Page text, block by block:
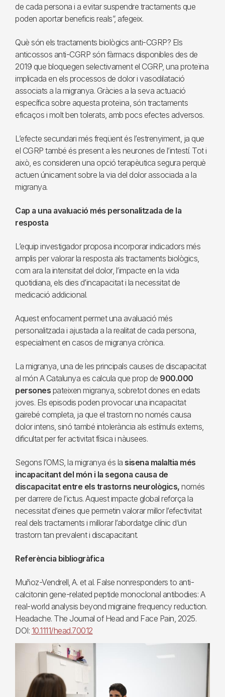
de cada persona i a evitar suspendre tractaments que
poden aportar beneficis reals”, afegeix.
Què són els tractaments biològics anti-CGRP? Els
anticossos anti-CGRP són fàrmacs disponibles des de
2019 que bloquegen selectivament el CGRP, una proteïna
implicada en els processos de dolor i vasodilatació
associats a la migranya. Gràcies a la seva actuació
específica sobre aquesta proteïna, són tractaments
eficaços i molt ben tolerats, amb pocs efectes adversos.
L’efecte secundari més freqüent és l’estrenyiment, ja que
el CGRP també és present a les neurones de l’intestí. Tot i
això, es consideren una opció terapèutica segura perquè
actuen únicament sobre la via del dolor associada a la
migranya.
Cap a una avaluació més personalitzada de la
resposta
L’equip investigador proposa incorporar indicadors més
amplis per valorar la resposta als tractaments biològics,
com ara la intensitat del dolor, l’impacte en la vida
quotidiana, els dies d’incapacitat i la necessitat de
medicació addicional.
Aquest enfocament permet una avaluació més
personalitzada i ajustada a la realitat de cada persona,
especialment en casos de migranya crònica.
La migranya, una de les principals causes de discapacitat
al món A Catalunya es calcula que prop de 900.000
persones pateixen migranya, sobretot dones en edats
joves. Els episodis poden provocar una incapacitat
gairebé completa, ja que el trastorn no només causa
dolor intens, sinó també intolerància als estímuls externs,
dificultat per fer activitat física i nàusees.
Segons l’OMS, la migranya és la sisena malaltia més
incapacitant del món i la segona causa de
discapacitat entre els trastorns neurològics, només
per darrere de l’ictus. Aquest impacte global reforça la
necessitat d’eines que permetin valorar millor l’efectivitat
real dels tractaments i millorar l’abordatge clínic d’un
trastorn tan prevalent i discapacitant.
Referència bibliogràfica
Muñoz-Vendrell, A. et al. False nonresponders to anti-
calcitonin gene-related peptide monoclonal antibodies: A
real-world analysis beyond migraine frequency reduction.
Headache. The Journal of Head and Face Pain, 2025.
DOI: 10.1111/head.70012